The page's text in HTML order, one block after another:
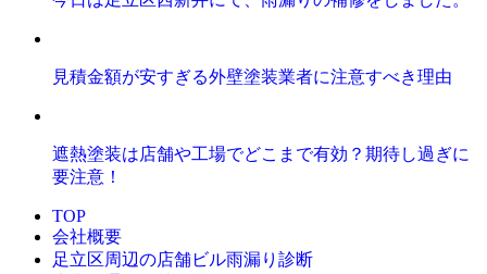
見積金額が安すぎる外壁塗装業者に注意すべき理由
遮熱塗装は店舗や工場でどこまで有効？期待し過ぎに
要注意！
TOP
会社概要
足立区周辺の店舗ビル雨漏り診断